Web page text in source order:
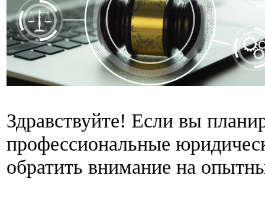
Здравствуйте! Если вы
профессиональные
обратить внимание на